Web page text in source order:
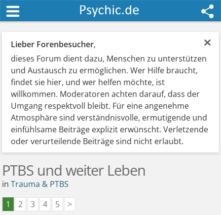
×
Lieber Forenbesucher,
dieses Forum dient dazu, Menschen zu unterstützen
und Austausch zu ermöglichen. Wer Hilfe braucht,
findet sie hier, und wer helfen möchte, ist
willkommen. Moderatoren achten darauf, dass der
Umgang respektvoll bleibt. Für eine angenehme
Atmosphäre sind verständnisvolle, ermutigende und
einfühlsame Beiträge explizit erwünscht. Verletzende
oder verurteilende Beiträge sind nicht erlaubt.
PTBS und weiter Leben
inTrauma & PTBS
1
2 3 4 5 >